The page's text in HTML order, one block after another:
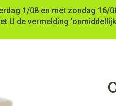
1/08 en met zondag
U de vermelding